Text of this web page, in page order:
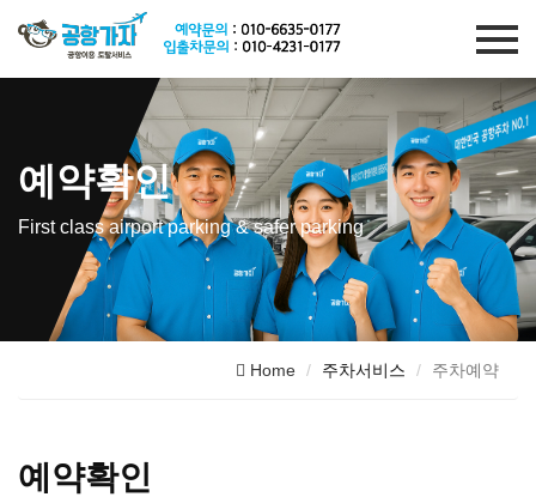
예약확인
First class airport parking & safer parking
Home 주차서비스 주차예약
예약확인